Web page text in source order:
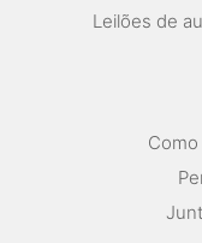
Leilões de